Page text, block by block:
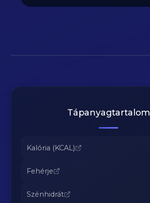
Tápanyagtartalom
Kalória (KCAL)
Fehérje
Szénhidrát